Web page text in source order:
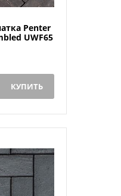
Penter
UWF65
КУПИТЬ